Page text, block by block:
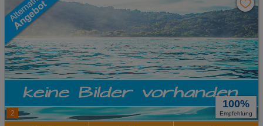
2
100%
Empfehlung